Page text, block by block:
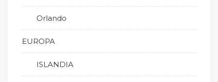
Orlando
EUROPA
ISLANDIA